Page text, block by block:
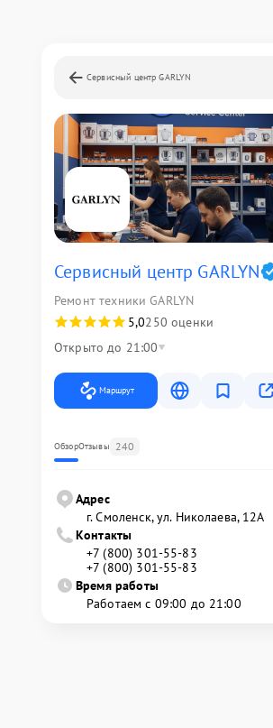
Сервисный центр GARLYN
Сервисный центр GARLYN
Ремонт техники GARLYN
5,0250 оценки
Открыто до 21:00
Маршрут
ОбзорОтзывы 240
Адрес
г. Смоленск, ул. Николаева, 12А
Контакты
+7 (800) 301-55-83
+7 (800) 301-55-83
Время работы
Работаем с 09:00 до 21:00